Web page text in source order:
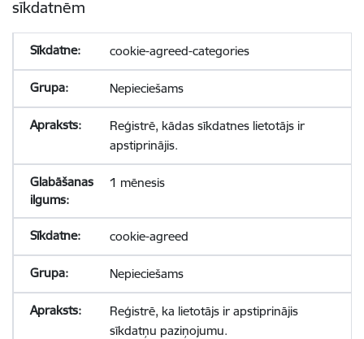
sīkdatnēm
cookie-agreed-categories
Nepieciešams
Reģistrē, kādas sīkdatnes lietotājs ir
apstiprinājis.
1 mēnesis
cookie-agreed
Nepieciešams
Reģistrē, ka lietotājs ir apstiprinājis
sīkdatņu paziņojumu.